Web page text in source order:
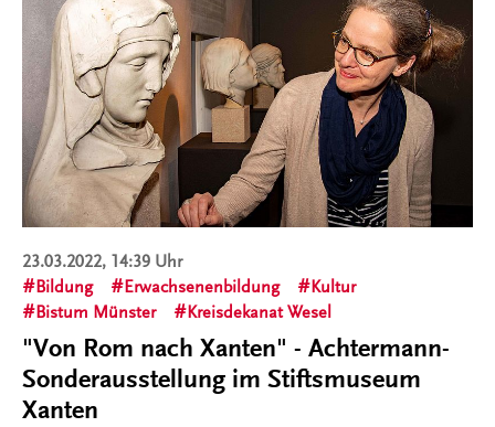
23.03.2022, 14:39 Uhr
Bildung
Erwachsenenbildung
Kultur
Bistum Münster
Kreisdekanat Wesel
"Von Rom nach Xanten" - Achtermann-
Sonderausstellung im Stiftsmuseum
Xanten